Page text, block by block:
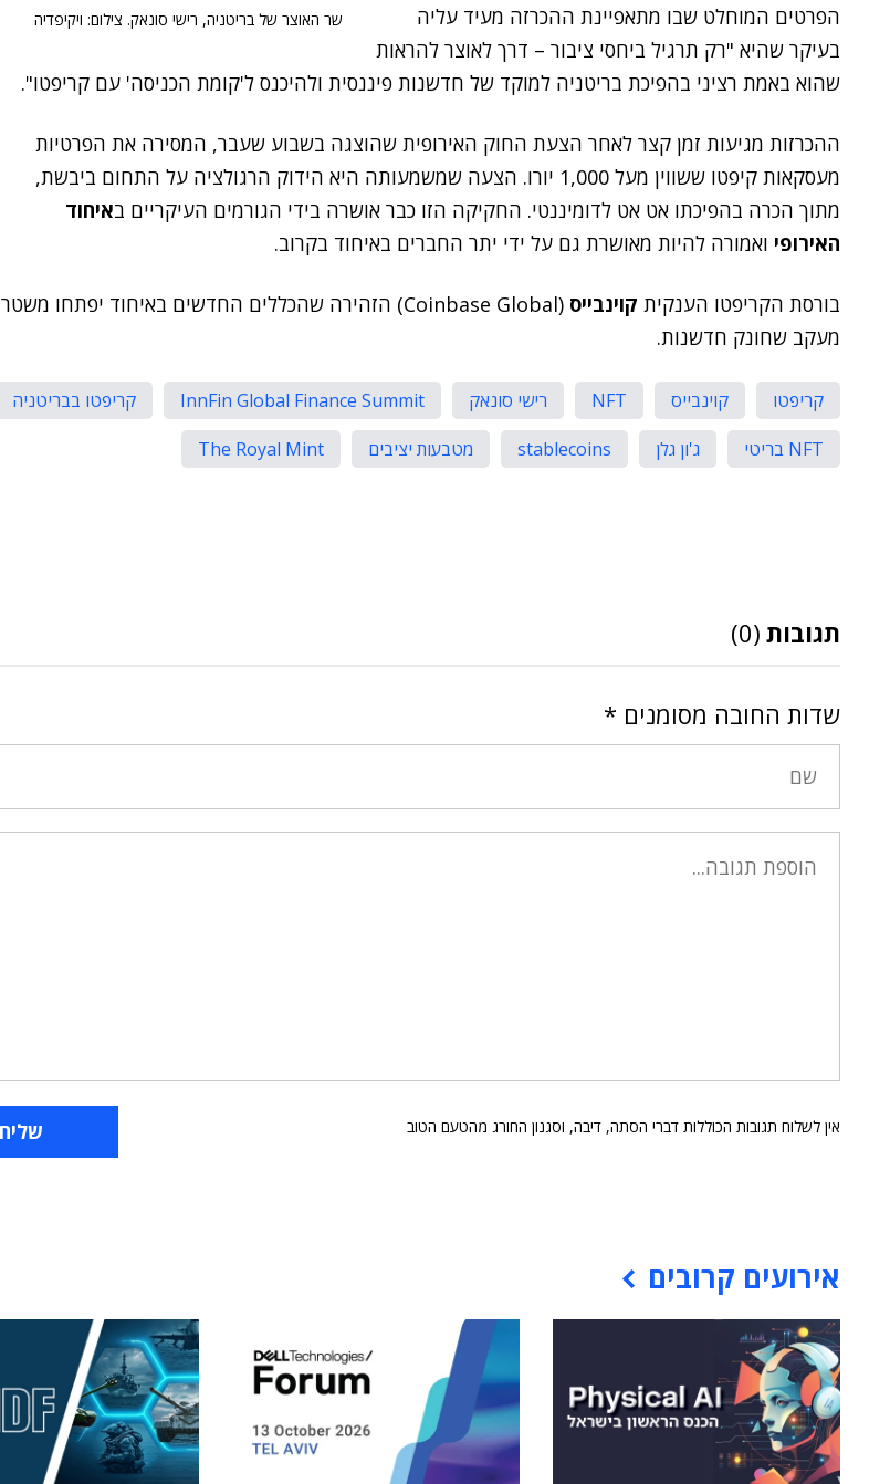
שר האוצר של בריטניה, רישי סונאק. צילום: ויקיפדיה
הפרטים המוחלט שבו מתאפיינת ההכרזה מעיד עליה
בעיקר שהיא "רק תרגיל ביחסי ציבור – דרך לאוצר להראות
שהוא באמת רציני בהפיכת בריטניה למוקד של חדשנות פיננסית ולהיכנס ל'קומת הכניסה' עם קריפטו".
ההכרזות מגיעות זמן קצר לאחר הצעת החוק האירופית שהוצגה בשבוע שעבר, המסירה את הפרטיות
מעסקאות קיפטו ששווין מעל 1,000 יורו. הצעה שמשמעותה היא הידוק הרגולציה על התחום ביבשת,
מתוך הכרה בהפיכתו אט אט לדומיננטי. החקיקה הזו כבר אושרה בידי הגורמים העיקריים באיחוד
האירופי ואמורה להיות מאושרת גם על ידי יתר החברים באיחוד בקרוב.
בורסת הקריפטו הענקית קוינבייס
(Coinbase Global) הזהירה שהכללים החדשים באיחוד יפתחו משטר
מעקב שחונק חדשנות.
קריפטו קוינבייס NFT רישי סונאק InnFin Global Finance Summit
קריפטו בבריטניה
NFT בריטי
ג'ון גלן stablecoins מטבעות יציבים The Royal Mint
תגובות (0)
שדות החובה מסומנים *
אין לשלוח תגובות הכוללות דברי הסתה, דיבה, וסגנון החורג מהטעם הטוב
אירועים קרובים